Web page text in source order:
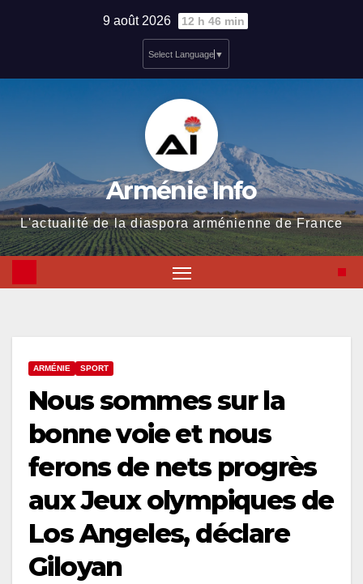
9 août 2026 12 h 46 min
Select Language ▼
Arménie Info
L'actualité de la diaspora arménienne de France
ARMÉNIE SPORT
Nous sommes sur la
bonne voie et nous
ferons de nets progrès
aux Jeux olympiques de
Los Angeles, déclare
Giloyan